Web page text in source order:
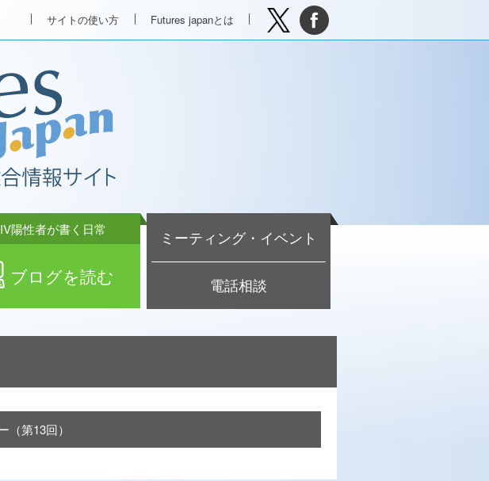
サイトの使い方 Futures japanとは
ブログを読む
陽性者が書く日常 ミーティング・イベント
電話相談
第13回）